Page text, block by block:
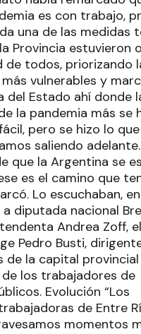
es con trabajo,
una de las medidas
Provincia estuvieron
de todos, priorizando
vulnerables y
del Estado ahí donde
la pandemia más se
pero se hizo lo
saliendo
que la Argentina se
es el camino que
Lo escuchaban,
diputada nacional
Andrea Zoff,
Pedro Busti,
de la capital
los trabajadores de
Evolución “Los
de Entre
momentos